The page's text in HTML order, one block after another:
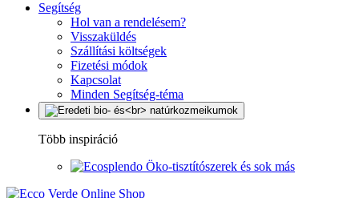
Segítség
Hol van a rendelésem?
Visszaküldés
Szállítási költségek
Fizetési módok
Kapcsolat
Minden Segítség-téma
Több inspiráció
Öko-tisztítószerek és sok más